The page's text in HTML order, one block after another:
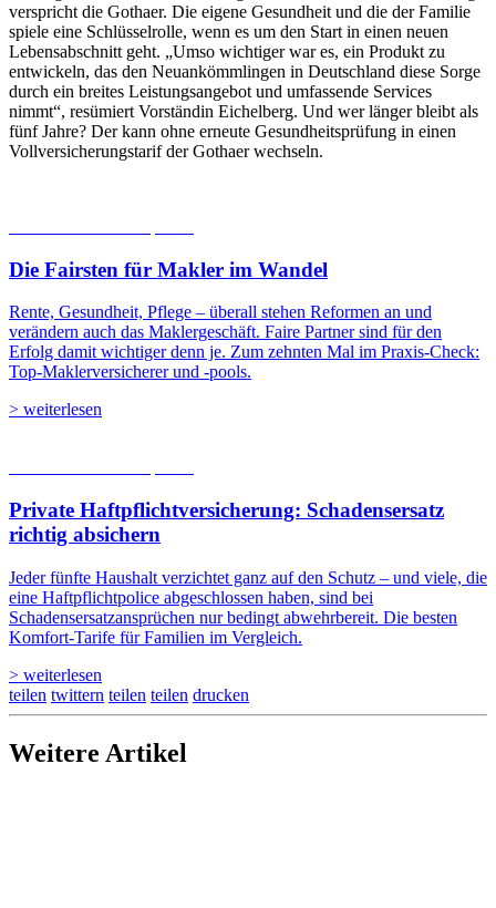
verspricht die Gothaer. Die eigene Gesundheit und die der Familie
spiele eine Schlüsselrolle, wenn es um den Start in einen neuen
Lebensabschnitt geht. „Umso wichtiger war es, ein Produkt zu
entwickeln, das den Neuankömmlingen in Deutschland diese Sorge
durch ein breites Leistungsangebot und umfassende Services
nimmt“, resümiert Vorständin Eichelberg. Und wer länger bleibt als
fünf Jahre? Der kann ohne erneute Gesundheitsprüfung in einen
Vollversicherungstarif der Gothaer wechseln.
Die Fairsten für Makler im Wandel
Rente, Gesundheit, Pflege – überall stehen Reformen an und
verändern auch das Maklergeschäft. Faire Partner sind für den
Erfolg damit wichtiger denn je. Zum zehnten Mal im Praxis-Check:
Top-Maklerversicherer und -pools.
> weiterlesen
Private Haftpflicht­versicherung: Schadensersatz
richtig absichern
Jeder fünfte Haushalt verzichtet ganz auf den Schutz – und viele, die
eine Haftpflichtpolice abgeschlossen haben, sind bei
Schadensersatzansprüchen nur bedingt abwehrbereit. Die besten
Komfort-Tarife für Familien im Vergleich.
> weiterlesen
teilen twittern teilen teilen drucken
Weitere Artikel